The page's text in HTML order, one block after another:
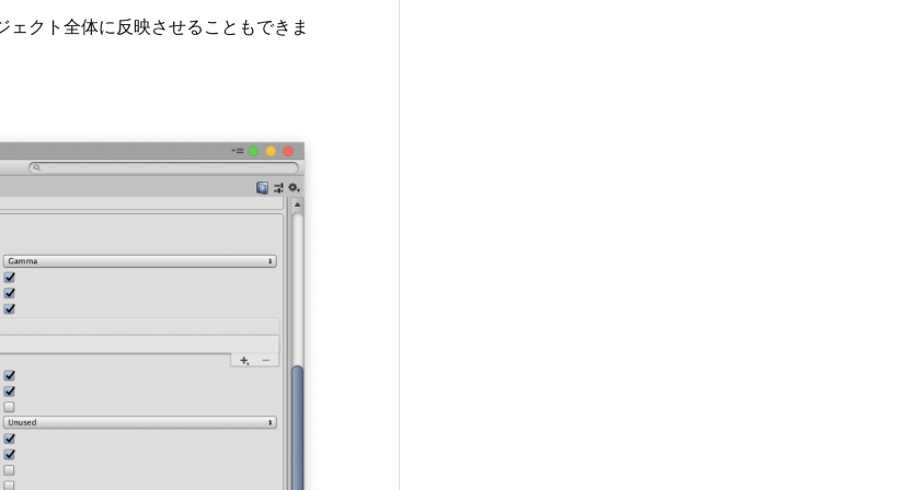
クト全体に反映させることもできま